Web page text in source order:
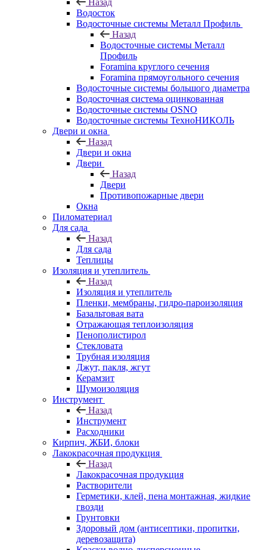
Назад
Водосток
Водосточные системы Металл Профиль
Назад
Водосточные системы Металл
Профиль
Foramina круглого сечения
Foramina прямоугольного сечения
Водосточные системы большого диаметра
Водосточная система оцинкованная
Водосточные системы OSNO
Водосточные системы ТехноНИКОЛЬ
Двери и окна
Назад
Двери и окна
Двери
Назад
Двери
Противопожарные двери
Окна
Пиломатериал
Для сада
Назад
Для сада
Теплицы
Изоляция и утеплитель
Назад
Изоляция и утеплитель
Пленки, мембраны, гидро-пароизоляция
Базальтовая вата
Отражающая теплоизоляция
Пенополистирол
Стекловата
Трубная изоляция
Джут, пакля, жгут
Керамзит
Шумоизоляция
Инструмент
Назад
Инструмент
Расходники
Кирпич, ЖБИ, блоки
Лакокрасочная продукция
Назад
Лакокрасочная продукция
Растворители
Герметики, клей, пена монтажная, жидкие
гвозди
Грунтовки
Здоровый дом (антисептики, пропитки,
деревозащита)